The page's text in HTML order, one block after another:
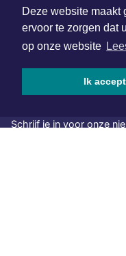
Deze website maakt
ervoor te zorgen dat
op onze website
Ik
SOCIAL MEDIA
Schrijf je in voor onze